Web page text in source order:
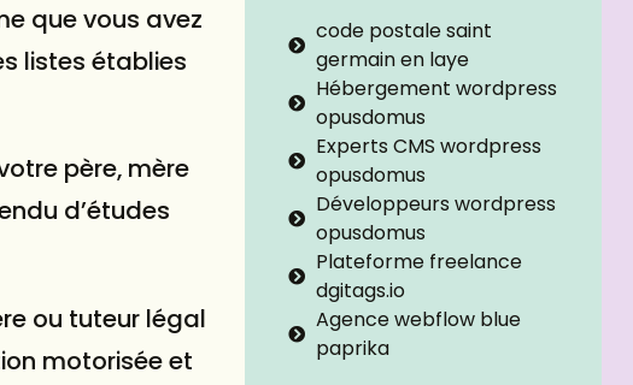
que vous avez
listes établies
père, mère
d’études
ou tuteur légal
motorisée et
code postale saint
germain en laye
Hébergement wordpress
opusdomus
Experts CMS wordpress
opusdomus
Développeurs wordpress
opusdomus
Plateforme freelance
dgitags.io
Agence webflow blue
paprika